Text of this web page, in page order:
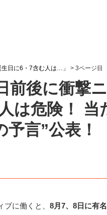
日に6・7含む人は…」 > 3ページ目
前後に衝撃
は危険！ 当
言”公表！
に働くと、 8月7、8日に有